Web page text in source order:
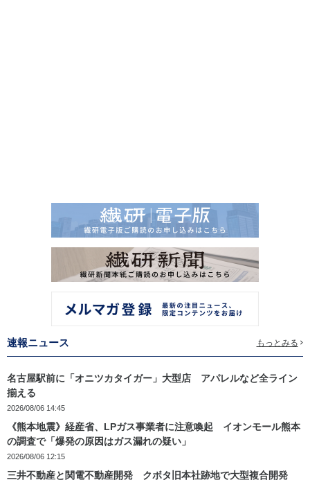
速報ニュース もっとみる
名古屋駅前に「オニツカタイガー」大型店 アパレルなど全ライン
揃える
2026/08/06 14:45
《熊本地震》経産省、LPガス事業者に注意喚起 イオンモール熊本
の調査で「爆発の原因はガス漏れの疑い」
2026/08/06 12:15
三井不動産と関電不動産開発 クボタ旧本社跡地で大型複合開発